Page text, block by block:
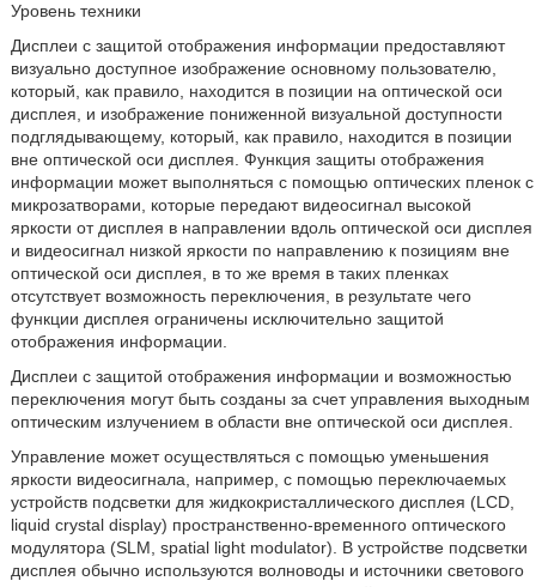
Уровень техники
Дисплеи с защитой отображения информации предоставляют
визуально доступное изображение основному пользователю,
который, как правило, находится в позиции на оптической оси
дисплея, и изображение пониженной визуальной доступности
подглядывающему, который, как правило, находится в позиции
вне оптической оси дисплея. Функция защиты отображения
информации может выполняться с помощью оптических пленок с
микрозатворами, которые передают видеосигнал высокой
яркости от дисплея в направлении вдоль оптической оси дисплея
и видеосигнал низкой яркости по направлению к позициям вне
оптической оси дисплея, в то же время в таких пленках
отсутствует возможность переключения, в результате чего
функции дисплея ограничены исключительно защитой
отображения информации.
Дисплеи с защитой отображения информации и возможностью
переключения могут быть созданы за счет управления выходным
оптическим излучением в области вне оптической оси дисплея.
Управление может осуществляться с помощью уменьшения
яркости видеосигнала, например, с помощью переключаемых
устройств подсветки для жидкокристаллического дисплея (LCD,
liquid crystal display) пространственно-временного оптического
модулятора (SLM, spatial light modulator). В устройстве подсветки
дисплея обычно используются волноводы и источники светового